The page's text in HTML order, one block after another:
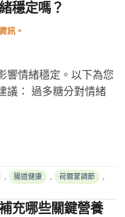
穩定嗎？
響情緒穩定。以下為您
議： 過多糖分對情緒
腸道健康 荷爾蒙調節
充哪些關鍵營養